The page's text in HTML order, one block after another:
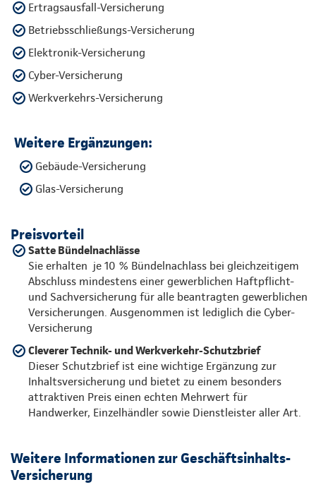
Ertragsausfall-Versicherung
Betriebsschließungs-Versicherung
Elektronik-Versicherung
Cyber-Versicherung
Werkverkehrs-Versicherung
Weitere Ergänzungen:
Gebäude-Versicherung
Glas-Versicherung
Preisvorteil
Satte Bündelnachlässe
Sie erhalten je 10 % Bündelnachlass bei gleichzeitigem
Abschluss mindestens einer gewerblichen Haftpflicht-
und Sachversicherung für alle beantragten gewerblichen
Versicherungen. Ausgenommen ist lediglich die Cyber-
Versicherung
Cleverer Technik- und Werkverkehr-Schutzbrief
Dieser Schutzbrief ist eine wichtige Ergänzung zur
Inhaltsversicherung und bietet zu einem besonders
attraktiven Preis einen echten Mehrwert für
Handwerker, Einzelhändler sowie Dienstleister aller Art.
Weitere Informationen zur Geschäftsinhalts-
Versicherung